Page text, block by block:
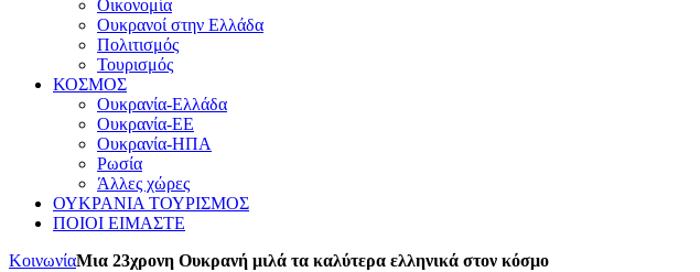
Οικονομία
Ουκρανοί στην Ελλάδα
Πολιτισμός
Τουρισμός
ΚΟΣΜΟΣ
Ουκρανία-Ελλάδα
Ουκρανία-ΕΕ
Ουκρανία-ΗΠΑ
Ρωσία
Άλλες χώρες
ΟΥΚΡΑΝΙΑ ΤΟΥΡΙΣΜΟΣ
ΠΟΙΟΙ ΕΙΜΑΣΤΕ
ΚοινωνίαΜια 23χρονη Ουκρανή μιλά τα καλύτερα ελληνικά στον κόσμο